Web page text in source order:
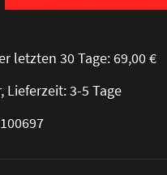
letzten 30 Tage: 69,00 €
Lieferzeit: 3-5 Tage